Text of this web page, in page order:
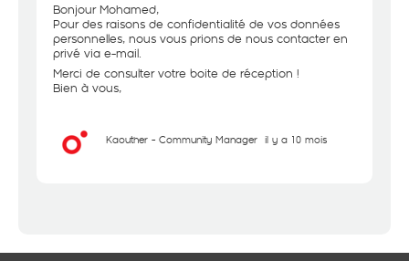
Bonjour Mohamed,
Pour des raisons de confidentialité de vos données
personnelles, nous vous prions de nous contacter en
privé via e-mail.
Merci de consulter votre boite de réception !
Bien à vous,
Kaouther - Community Manager il y a 10 mois